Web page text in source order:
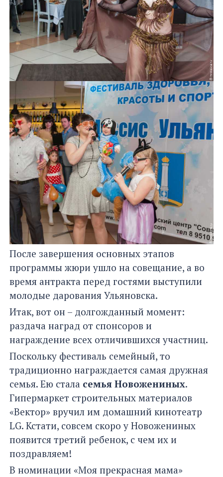
После завершения основных этапов
программы жюри ушло на совещание, а во
время антракта перед гостями выступили
молодые дарования Ульяновска.
Итак, вот он – долгожданный момент:
раздача наград от спонсоров и
награждение всех отличившихся участниц.
Поскольку фестиваль семейный, то
традиционно награждается самая дружная
семья. Ею стала семья Новожениных.
Гипермаркет строительных материалов
«Вектор» вручил им домашний кинотеатр
LG. Кстати, совсем скоро у Новожениных
появится третий ребенок, с чем их и
поздравляем!
В номинации «Моя прекрасная мама»